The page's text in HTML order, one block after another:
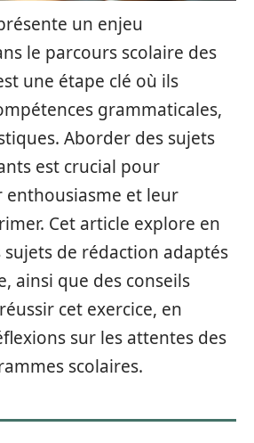
un enjeu
le parcours scolaire des
une étape clé où ils
grammaticales,
Aborder des sujets
est crucial pour
enthousiasme et leur
Cet article explore en
de rédaction adaptés
ainsi que des conseils
cet exercice, en
sur les attentes des
scolaires.